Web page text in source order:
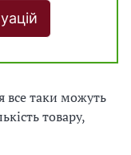
все таки можуть
товару,